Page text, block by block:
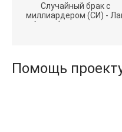
Случайный брак с
миллиардером (СИ) -
Агата (полная версия
Помощь